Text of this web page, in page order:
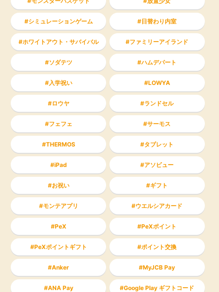
シミュレーションゲーム 日替わり内室
ホワイトアウト・サバイバル ファミリーアイランド
ソダテツ ハムデパート
入学祝い LOWYA
ロウヤ ランドセル
フェフェ サーモス
THERMOS タブレット
iPad アソビュー
お祝い ギフト
モンテアプリ ウエルシアカード
PeX PeXポイント
PeXポイントギフト ポイント交換
Anker MyJCB Pay
ANA Pay Google Play ギフトコード